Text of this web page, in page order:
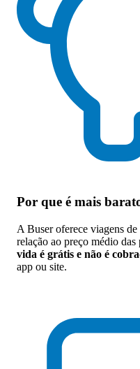
Por que é mais
A Buser oferece viagens
relação ao preço médio das
vida é grátis e não é
app ou site.